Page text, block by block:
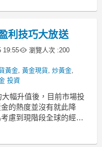
？
黃金定義區別
客戶以存簿方式登載本
利技巧大放送
19:55 瀏覽人次 :200
黃金, 黃金現貨, 炒黃金,
投資
幅升值後，目前市場投
的熱度並沒有就此降
慮到現階段全球的經濟
來一段日子裏很可能還